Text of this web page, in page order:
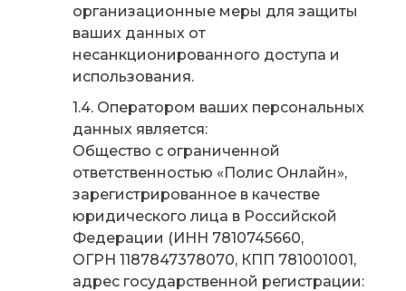
организационные меры для защиты
ваших данных от
несанкционированного доступа и
использования.
Оператором ваших персональных
данных является:
Общество с ограниченной
ответственностью «Полис Онлайн»,
зарегистрированное в качестве
юридического лица в Российской
Федерации (ИНН 7810745660,
ОГРН 1187847378070, КПП 781001001,
адрес государственной регистрации: